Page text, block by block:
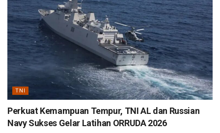
TNI
Perkuat Kemampuan Tempur, TNI AL dan Russian
Navy Sukses Gelar Latihan ORRUDA 2026